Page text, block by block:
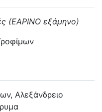
(ΕΑΡΙΝΟ εξάμηνο)
Αλεξάνδρειο